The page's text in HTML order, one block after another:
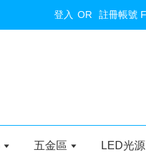
登入 OR 註冊帳號
五金區 LED光源